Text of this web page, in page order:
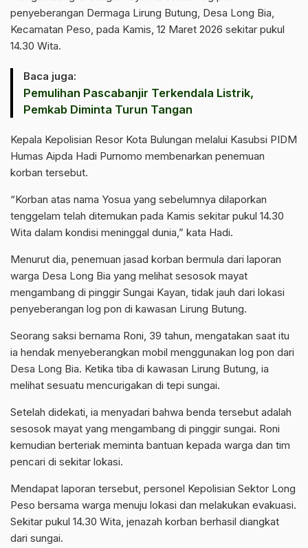
penyeberangan Dermaga Lirung Butung, Desa Long Bia,
Kecamatan Peso, pada Kamis, 12 Maret 2026 sekitar pukul
14.30 Wita.
Baca juga:
Pemulihan Pascabanjir Terkendala Listrik,
Pemkab Diminta Turun Tangan
Kepala Kepolisian Resor Kota Bulungan melalui Kasubsi PIDM
Humas Aipda Hadi Purnomo membenarkan penemuan
korban tersebut.
“Korban atas nama Yosua yang sebelumnya dilaporkan
tenggelam telah ditemukan pada Kamis sekitar pukul 14.30
Wita dalam kondisi meninggal dunia,” kata Hadi.
Menurut dia, penemuan jasad korban bermula dari laporan
warga Desa Long Bia yang melihat sesosok mayat
mengambang di pinggir Sungai Kayan, tidak jauh dari lokasi
penyeberangan log pon di kawasan Lirung Butung.
Seorang saksi bernama Roni, 39 tahun, mengatakan saat itu
ia hendak menyeberangkan mobil menggunakan log pon dari
Desa Long Bia. Ketika tiba di kawasan Lirung Butung, ia
melihat sesuatu mencurigakan di tepi sungai.
Setelah didekati, ia menyadari bahwa benda tersebut adalah
sesosok mayat yang mengambang di pinggir sungai. Roni
kemudian berteriak meminta bantuan kepada warga dan tim
pencari di sekitar lokasi.
Mendapat laporan tersebut, personel Kepolisian Sektor Long
Peso bersama warga menuju lokasi dan melakukan evakuasi.
Sekitar pukul 14.30 Wita, jenazah korban berhasil diangkat
dari sungai.